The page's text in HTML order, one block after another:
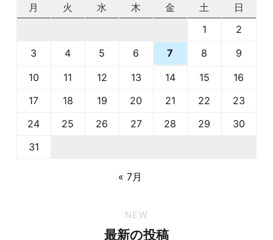
月
火 水 木 金 土
日
1
2
3
4 5 6 7 8
9
10
11 12 13 14 15
16
17
18 19 20 21 22
23
24
25 26 27 28 29
30
31
« 7月
NEW
最新の投稿